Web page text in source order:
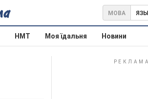
МОВА
НМТ Моя їдальня Новини